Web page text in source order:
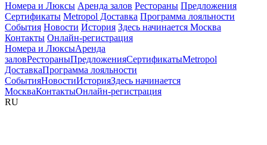
Номера и Люксы Аренда залов Рестораны Предложения
Сертификаты Metropol Доставка Программа лояльности
События Новости История Здесь начинается Москва
Контакты Онлайн-регистрация
Номера и ЛюксыАренда
заловРестораныПредложенияСертификатыMetropol
ДоставкаПрограмма лояльности
СобытияНовостиИсторияЗдесь начинается
МоскваКонтактыОнлайн-регистрация
RU